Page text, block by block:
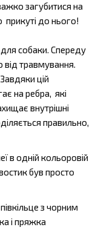
загубитися на
прикуті до нього!
собаки. Спереду
травмування.
цій
на ребра, які
внутрішні
правильно,
в одній кольоровій
був просто
з чорним
і пряжка